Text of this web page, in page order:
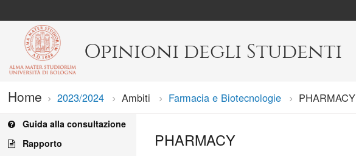
Opinioni degli Studenti
Home 2023/2024 Ambiti Farmacia e Biotecnologie Current:
PHARMACY
Guida alla consultazione
Rapporto
PHARMACY